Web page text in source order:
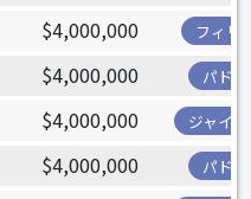
$4,000,000 フィリ
$4,000,000 パド
$4,000,000 ジャイ
$4,000,000 パド